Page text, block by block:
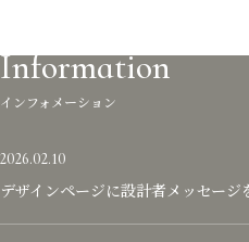
Information
インフォメーション
2026.02.10
デザインページに設計者メッセージ